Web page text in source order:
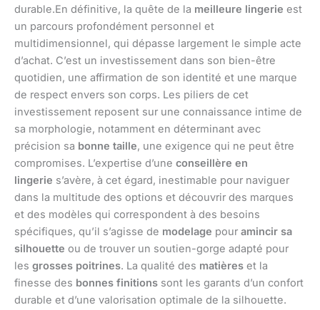
durable.En définitive, la quête de la meilleure lingerie est
un parcours profondément personnel et
multidimensionnel, qui dépasse largement le simple acte
d’achat. C’est un investissement dans son bien-être
quotidien, une affirmation de son identité et une marque
de respect envers son corps. Les piliers de cet
investissement reposent sur une connaissance intime de
sa morphologie, notamment en déterminant avec
précision sa bonne taille, une exigence qui ne peut être
compromises. L’expertise d’une conseillère en
lingerie s’avère, à cet égard, inestimable pour naviguer
dans la multitude des options et découvrir des marques
et des modèles qui correspondent à des besoins
spécifiques, qu’il s’agisse de modelage pour amincir sa
silhouette ou de trouver un soutien-gorge adapté pour
les grosses poitrines. La qualité des matières et la
finesse des bonnes finitions sont les garants d’un confort
durable et d’une valorisation optimale de la silhouette.